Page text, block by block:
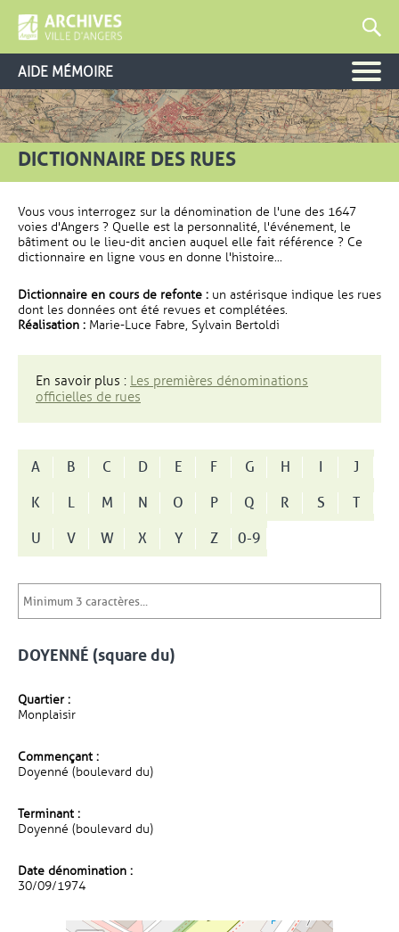
AIDE MÉMOIRE
DICTIONNAIRE DES RUES
Vous vous interrogez sur la dénomination de l'une des 1647
voies d'Angers ? Quelle est la personnalité, l'événement, le
bâtiment ou le lieu-dit ancien auquel elle fait référence ? Ce
dictionnaire en ligne vous en donne l'histoire...
Dictionnaire en cours de refonte : un astérisque indique les rues
dont les données ont été revues et complétées.
Réalisation : Marie-Luce Fabre, Sylvain Bertoldi
En savoir plus : Les premières dénominations
officielles de rues
A B C D E F G H I
J
K
L M N O P Q R S
T
U
V W X Y Z 0-9
DOYENNÉ (square du)
Quartier :
Monplaisir
Commençant :
Doyenné (boulevard du)
Terminant :
Doyenné (boulevard du)
Date dénomination :
30/09/1974